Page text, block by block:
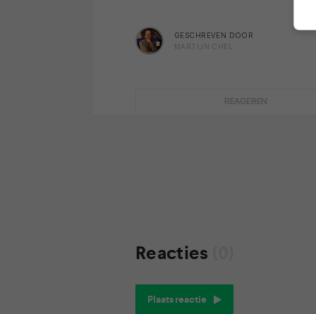
GESCHREVEN DOOR
MARTIJN CHEL
REAGEREN
Reacties
Plaats reactie